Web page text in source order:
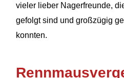
vieler lieber Nagerfreunde,
gefolgt sind und großzügig
konnten.